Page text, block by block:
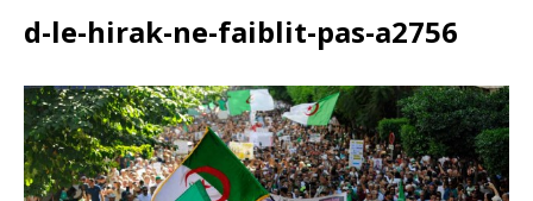
d-le-hirak-ne-faiblit-pas-a2756